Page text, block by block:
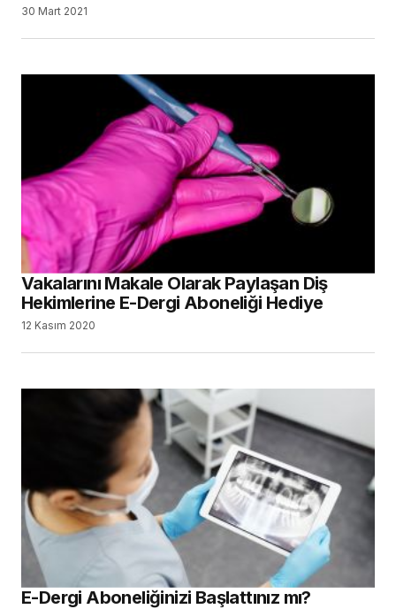
30 Mart 2021
Vakalarını Makale Olarak Paylaşan Diş
Hekimlerine E-Dergi Aboneliği Hediye
12 Kasım 2020
E-Dergi Aboneliğinizi Başlattınız mı?